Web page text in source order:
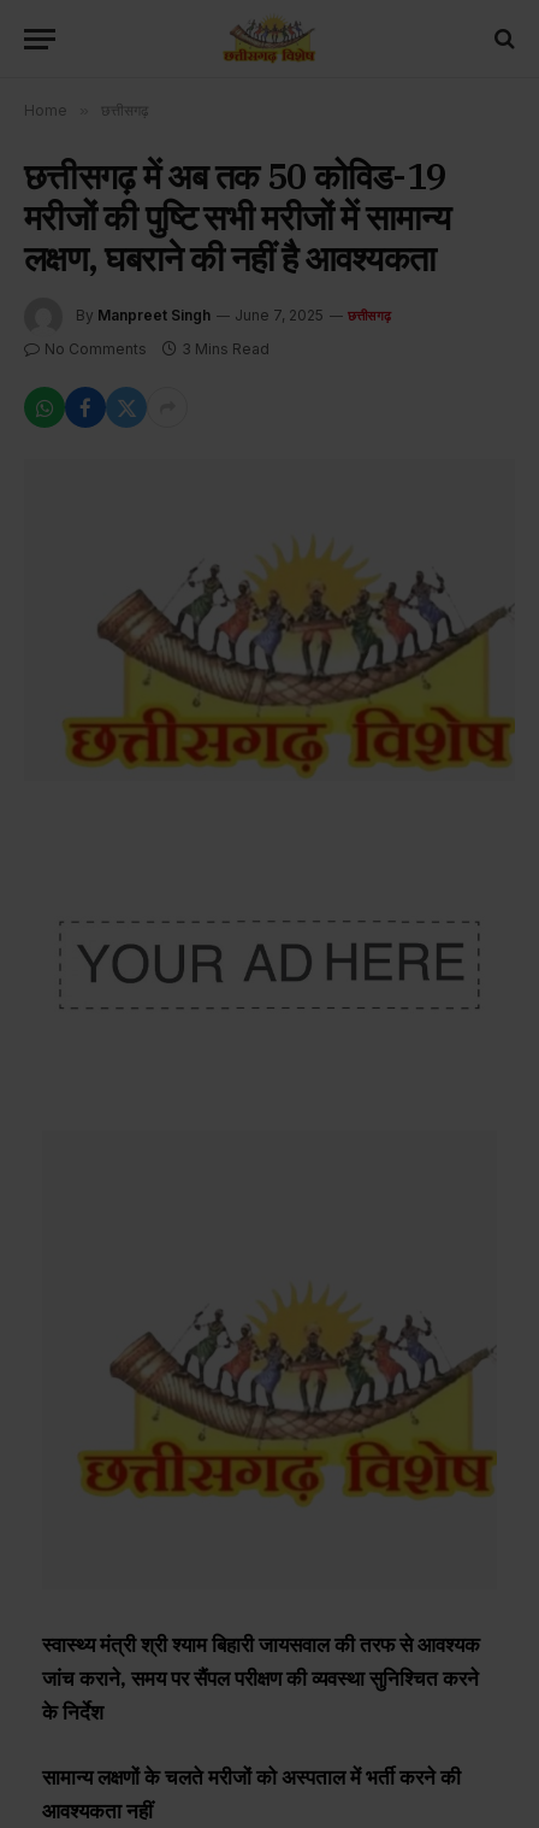
Home छत्तीसगढ़
छत्तीसगढ़ में अब तक 50 कोविड-19
मरीजों की पुष्टि सभी मरीजों में सामान्य
लक्षण, घबराने की नहीं है आवश्यकता
By Manpreet Singh June 7, 2025 छत्तीसगढ़
No Comments 3 Mins Read
स्वास्थ्य मंत्री श्री श्याम बिहारी जायसवाल की तरफ से आवश्यक
जांच कराने, समय पर सैंपल परीक्षण की व्यवस्था सुनिश्चित करने
के निर्देश
सामान्य लक्षणों के चलते मरीजों को अस्पताल में भर्ती करने की
आवश्यकता नहीं